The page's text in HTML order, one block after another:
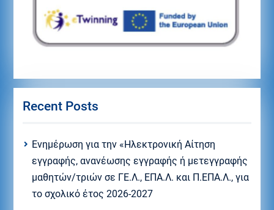
Recent Posts
Eνημέρωση για την «Ηλεκτρονική Αίτηση
εγγραφής, ανανέωσης εγγραφής ή μετεγγραφής
μαθητών/τριών σε ΓΕ.Λ., ΕΠΑ.Λ. και Π.ΕΠΑ.Λ., για
το σχολικό έτος 2026-2027